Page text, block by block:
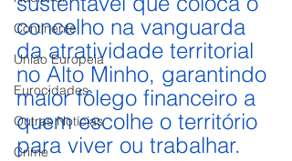
Continente
União Europeia
Eurocidades
Outras Notícias
Crime
concelho na vanguarda
da atratividade territorial
no Alto Minho, garantindo
maior fôlego financeiro a
quem escolhe o território
para viver ou trabalhar.